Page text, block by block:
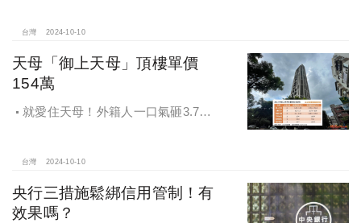
台灣 2024-10-10
天母「御上天母」頂樓單價
154萬
就愛住天母！外籍人一口氣砸3.78
台灣 2024-10-10
央行三措施鬆綁信用管制！有
效果嗎？